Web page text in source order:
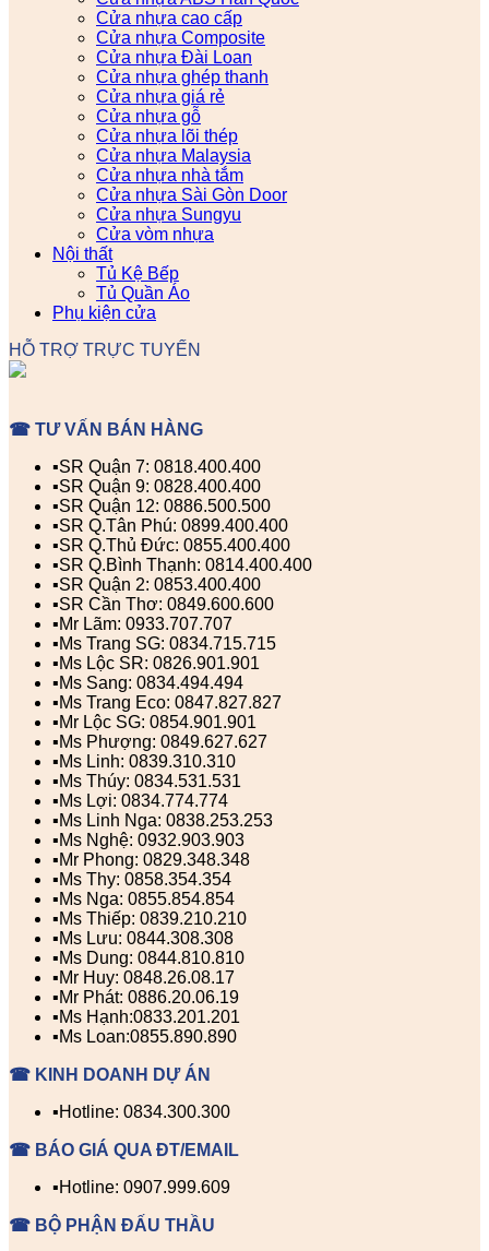
Cửa nhựa cao cấp
Cửa nhựa Composite
Cửa nhựa Đài Loan
Cửa nhựa ghép thanh
Cửa nhựa giá rẻ
Cửa nhựa gỗ
Cửa nhựa lõi thép
Cửa nhựa Malaysia
Cửa nhựa nhà tắm
Cửa nhựa Sài Gòn Door
Cửa nhựa Sungyu
Cửa vòm nhựa
Nội thất
Tủ Kệ Bếp
Tủ Quần Áo
Phụ kiện cửa
HỖ TRỢ TRỰC TUYẾN
☎ TƯ VẤN BÁN HÀNG
▪️SR Quận 7: 0818.400.400
▪️SR Quận 9: 0828.400.400
▪️SR Quận 12: 0886.500.500
▪️SR Q.Tân Phú: 0899.400.400
▪️SR Q.Thủ Đức: 0855.400.400
▪️SR Q.Bình Thạnh: 0814.400.400
▪️SR Quận 2: 0853.400.400
▪️SR Cần Thơ: 0849.600.600
▪️Mr Lãm: 0933.707.707
▪️Ms Trang SG: 0834.715.715
▪️Ms Lộc SR: 0826.901.901
▪️Ms Sang: 0834.494.494
▪️Ms Trang Eco: 0847.827.827
▪️Mr Lộc SG: 0854.901.901
▪️Ms Phượng: 0849.627.627
▪️Ms Linh: 0839.310.310
▪️Ms Thúy: 0834.531.531
▪️Ms Lợi: 0834.774.774
▪️Ms Linh Nga: 0838.253.253
▪️Ms Nghệ: 0932.903.903
▪️Mr Phong: 0829.348.348
▪️Ms Thy: 0858.354.354
▪️Ms Nga: 0855.854.854
▪️Ms Thiếp: 0839.210.210
▪️Ms Lưu: 0844.308.308
▪️Ms Dung: 0844.810.810
▪️Mr Huy: 0848.26.08.17
▪️Mr Phát: 0886.20.06.19
▪️Ms Hạnh:0833.201.201
▪️Ms Loan:0855.890.890
☎ KINH DOANH DỰ ÁN
▪️Hotline: 0834.300.300
☎ BÁO GIÁ QUA ĐT/EMAIL
▪️Hotline: 0907.999.609
☎ BỘ PHẬN ĐẤU THẦU